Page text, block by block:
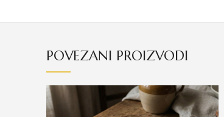
POVEZANI PROIZVODI